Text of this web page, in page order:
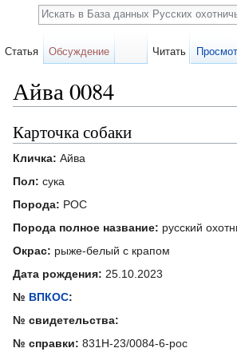
Айва 0084
Карточка собаки
Кличка: Айва
Пол: сука
Порода: РОС
Порода полное название: русский
Окрас: рыже-белый с крапом
Дата рождения: 25.10.2023
№ ВПКОС:
№ свидетельства:
№ справки: 831Н-23/0084-6-рос
Статья Обсуждение Читать
Поиск